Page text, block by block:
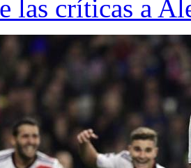
las críticas a